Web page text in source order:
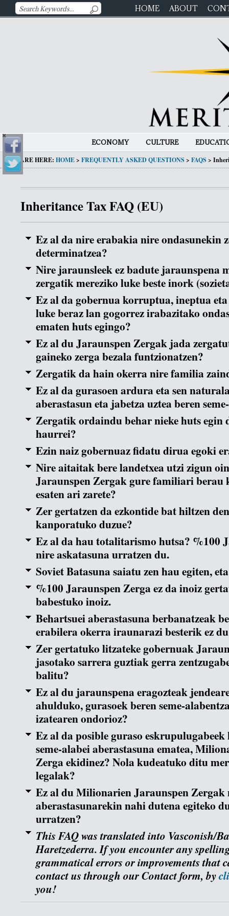
HOME ABOUT
ECONOMY CULTURE
YOU ARE HERE: HOME> FREQUENTLY ASKED QUESTIONS > FAQS >
Inheritance Tax FAQ (EU)
Ez al da nire erabakia nire ondasunekin
determinatzea?
Nire jaraunsleek ez badute jaraunspena
zergatik mereziko luke beste inork
Ez al da gobernua korruptua, ineptua eta
luke beraz lan gogorrez irabazitako
ematen huts egingo?
Ez al du Jaraunspen Zergak jada
gaineko zerga bezala funtzionatzen?
Zergatik da hain okerra nire familia
Ez al da gurasoen ardura eta sen
aberastasun eta jabetza uztea beren
Zergatik ordaindu behar nieke huts egin
haurrei?
Ezin naiz gobernuaz fidatu dirua egoki
Nire aitaitak bere landetxea utzi zigun
Jaraunspen Zergak gure familiari berau
esaten ari zarete?
Zer gertatzen da ezkontide bat hiltzen
kanporatuko duzue?
Ez al da hau totalitarismo hutsa? %100
nire askatasuna urratzen du.
Soviet Batasuna saiatu zen hau egiten,
%100 Jaraunspen Zerga ez da inoiz
babestuko inoiz.
Behartsuei aberastasuna berbanatzeak
erabilera okerra iraunarazi besterik ez
Zer gertatuko litzateke gobernuak
jasotako sarrera guztiak gerra
balitu?
Ez al du jaraunspena eragozteak
ahulduko, gurasoek beren seme-
izatearen ondorioz?
Ez al da posible guraso
seme-alabei aberastasuna ematea,
Zerga ekidinez? Nola kudeatuko ditu
legalak?
Ez al du Milionarien Jaraunspen
aberastasunarekin nahi dutena egiteko
urratzen?
This FAQ was translated into Vasconish/
Haretzederra. If you encounter any
grammatical errors or improvements that
contact us through our Contact form, by
you!